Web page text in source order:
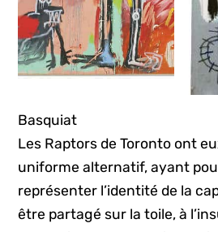
Basquiat
Les Raptors de Toronto ont
uniforme alternatif, ayant
représenter l’identité de la
être partagé sur la toile, à